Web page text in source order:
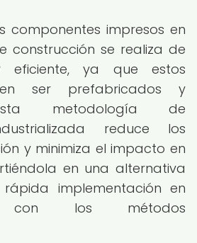
componentes impresos en
construcción se realiza de
ya que estos
ser prefabricados y
metodología de
reduce los
y minimiza el impacto en
en una alternativa
implementación en
con los métodos